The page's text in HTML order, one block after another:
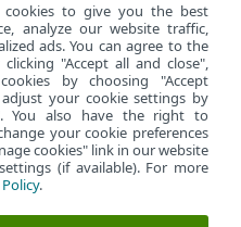
ESET
to give you the best
analyze our website traffic,
ads. You can agree to the
"Accept all and close",
by choosing "Accept
your cookie settings by
You also have the right to
your cookie preferences
cookies" link in our website
(if available). For more
.